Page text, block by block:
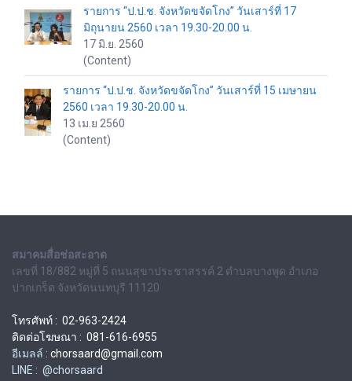
รายการ “ป.ป.ช. จังหวัดขจัดโกง” วันเสาร์ที่ 17
มิถุนายน 2560 เวลา 19.30-20.00 น.
17 มิ.ย. 2560
(Content)
รายการ “ป.ป.ช. จังหวัดขจัดโกง” วันเสาร์ที่ 15 เมษายน
2560 เวลา 19.30-20.00 น.
13 เม.ย 2560
(Content)
สมาคมสื่อช่อสะอาด
เลขที่ 18/882 หมู่ที่ 5 ถนนสุขาประชาสรรค์ 2 ตำบลบางพูด อำเภอ
ปากเกร็ด จังหวัดนนทบุรี 11120
โทรศัพท์ : 02-963-2424
ติดต่อโฆษณา : 081-616-6955
อีเมลล์ : chorsaard@gmail.com
LINE : @chorsaard